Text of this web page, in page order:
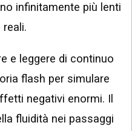
infinitamente più lenti
e leggere di continuo
flash per simulare
negativi enormi. Il
fluidità nei passaggi